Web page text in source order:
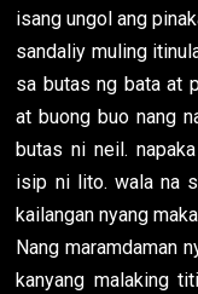
isang ungol ang
sandaliy muling
sa butas ng bata at
at buong buo nang
butas ni neil.
isip ni lito. wala na
kailangan nyang
Nang maramdaman
kanyang malaking